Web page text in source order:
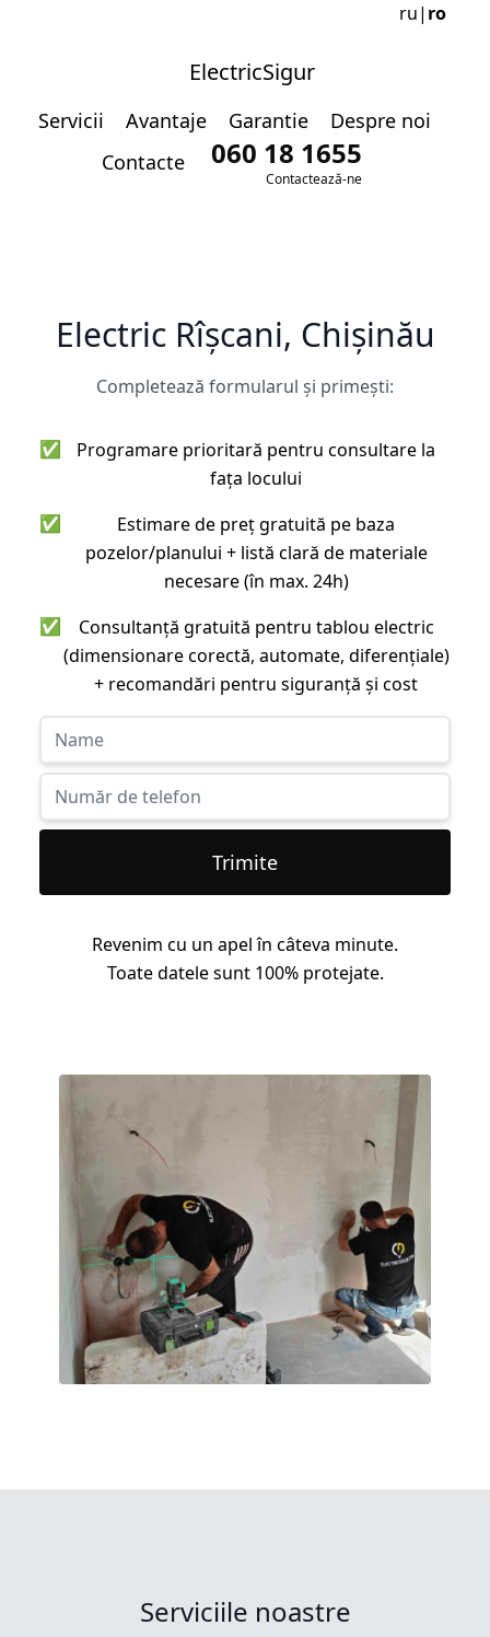
ru| ro
ElectricSigur
Servicii Avantaje Garantie
Despre noi
Contacte
060 18 1655
Contactează-ne
Electric Rîșcani, Chișinău
Completează formularul și primești:
✅
Programare prioritară pentru consultare la
fața locului
✅
Estimare de preț gratuită pe baza
pozelor/planului + listă clară de materiale
necesare (în max. 24h)
✅
Consultanță gratuită pentru tablou electric
(dimensionare corectă, automate, diferențiale)
+ recomandări pentru siguranță și cost
Trimite
Revenim cu un apel în câteva minute.
Toate datele sunt 100% protejate.
Serviciile noastre